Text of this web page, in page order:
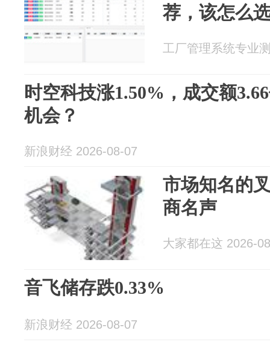
荐，该怎么
工厂管理系统专业
时空科技涨1.50%，成交额
机会？
新浪财经 2026-08-07
市场知名的
商名声
大家都在这 2026-
音飞储存跌0.33%
新浪财经 2026-08-07